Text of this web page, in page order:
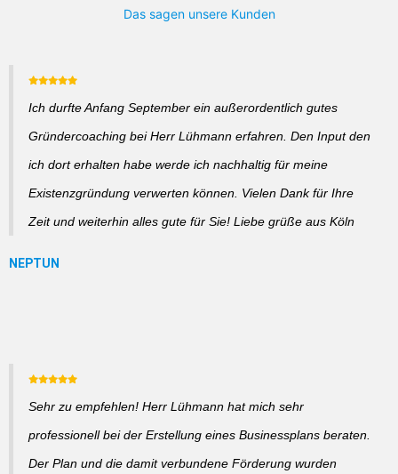
Das sagen unsere Kunden
Ich durfte Anfang September ein außerordentlich gutes
Gründercoaching bei Herr Lühmann erfahren. Den Input den
ich dort erhalten habe werde ich nachhaltig für meine
Existenzgründung verwerten können. Vielen Dank für Ihre
Zeit und weiterhin alles gute für Sie! Liebe grüße aus Köln
Sehr zu empfehlen! Herr Lühmann hat mich sehr
professionell bei der Erstellung eines Businessplans beraten.
Der Plan und die damit verbundene Förderung wurden